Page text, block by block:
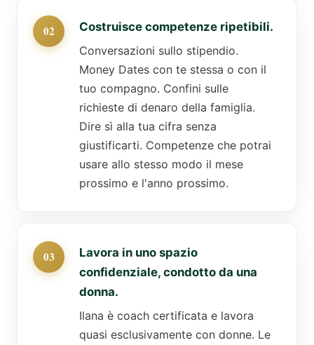
Costruisce competenze ripetibili.
Conversazioni sullo stipendio.
Money Dates con te stessa o con il
tuo compagno. Confini sulle
richieste di denaro della famiglia.
Dire sì alla tua cifra senza
giustificarti. Competenze che potrai
usare allo stesso modo il mese
prossimo e l'anno prossimo.
Lavora in uno spazio
confidenziale, condotto da una
donna.
Ilana è coach certificata e lavora
quasi esclusivamente con donne. Le